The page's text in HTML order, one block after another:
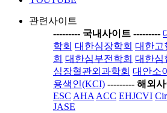
관련사이트
--------- 국내사이트 ---------
학회 대한심장학회 대한고
회 대한심부전학회 대한심
심장혈관외과학회 대안소
용색인(KCI) --------- 해외
ESC AHA ACC EHJCVI
JASE